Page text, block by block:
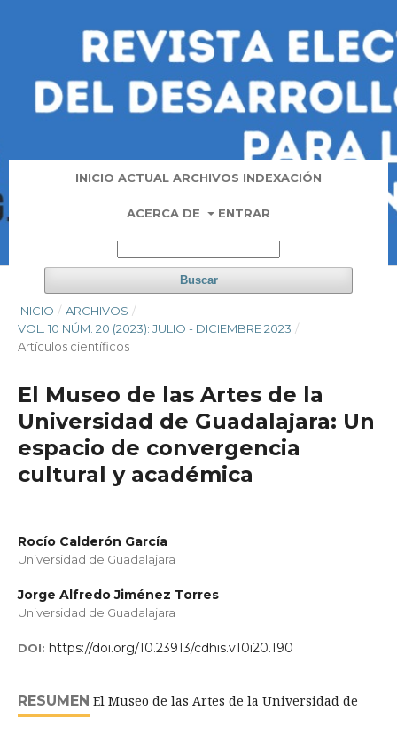
INICIO ACTUAL ARCHIVOS INDEXACIÓN
ACERCA DE ENTRAR
Buscar
INICIO / ARCHIVOS /
VOL. 10 NÚM. 20 (2023): JULIO - DICIEMBRE 2023 /
Artí­culos científicos
El Museo de las Artes de la
Universidad de Guadalajara: Un
espacio de convergencia
cultural y académica
Rocío Calderón García
Universidad de Guadalajara
Jorge Alfredo Jiménez Torres
Universidad de Guadalajara
DOI: https://doi.org/10.23913/cdhis.v10i20.190
RESUMEN El Museo de las Artes de la Universidad de